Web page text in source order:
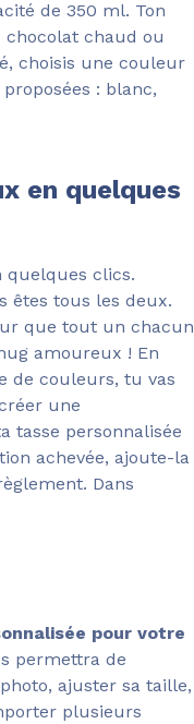
de 350 ml. Ton
chaud ou
choisis une couleur
: blanc,
en quelques
quelques clics.
êtes tous les deux.
que tout un chacun
amoureux ! En
de couleurs, tu vas
une
tasse personnalisée
achevée, ajoute-la
Dans
pour votre
permettra de
ajuster sa taille,
plusieurs